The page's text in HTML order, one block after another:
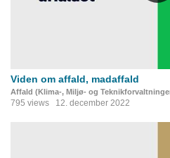
Viden om affald, madaffald
Affald (Klima-, Miljø- og
795 views 12. december 2022